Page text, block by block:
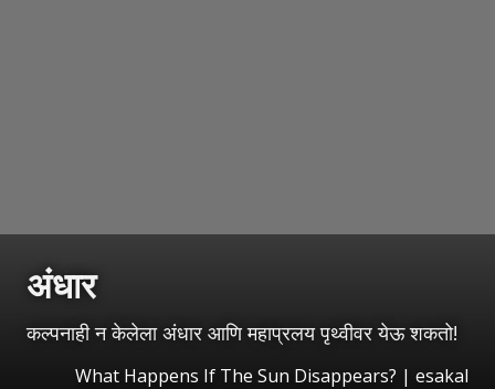
अंधार
कल्पनाही न केलेला अंधार आणि महाप्रलय पृथ्वीवर येऊ शकतो!
What Happens If The Sun Disappears? | esakal